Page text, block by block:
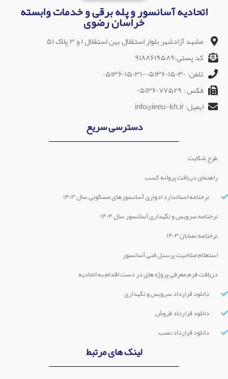
اتحادیه آسانسور و پله برقی و خدمات وابسته
خراسان رضوی
مشهد آزادشهر بلوار استقلال بین استقلال ۱ و ۳ پلاک ۵۱
کد پستی:۹۱۸۸۶۱۹۵۸۹
تلفن: ۰۵۱۳۶۰۱۵۰۳۰-۰۵۱۳۶۰۱۵۰۳۱
فکس : ۰۵۱۳۶۰۷۷۵۲۹
ایمیل: info@ieeu-kh.ir
دسترسی سریع
طرح شکایت
راهنمای دریافت پروانه کسب
نرخنامه استاندارد ادواری آسانسورهای مسکونی سال ۱۴۰۳
نرخنامه سرویس و نگهداری آسانسور سال ۱۴۰۴
نرخنامه نصابان ۱۴۰۳
استعلام صلاحیت پرسنل فنی آسانسور
دریافت فرم معرفی پروژه های در دست اقدام به اتحادیه
دانلود قرارداد سرویس و نگهداری
دانلود قرارداد فروش
دانلود قرارداد نصب
لینک های مرتبط